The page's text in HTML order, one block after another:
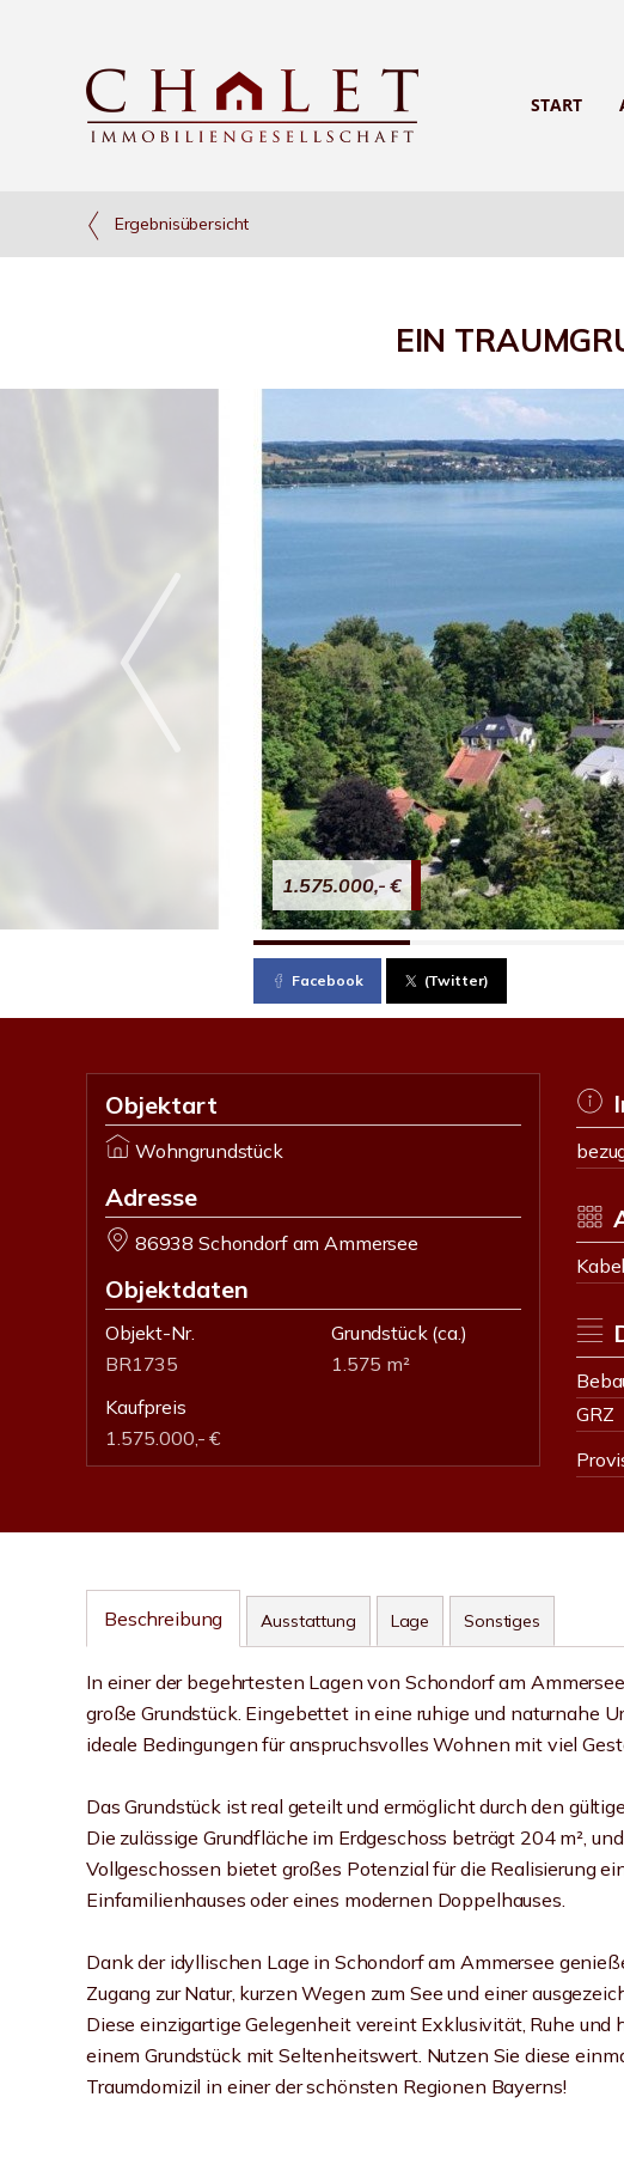
START
Ergebnisübersicht
EIN
1.575.000,- €
Facebook (Twitter)
Objektart
Wohngrundstück
Adresse
86938 Schondorf am Ammersee
Objektdaten
Objekt-Nr.
BR1735
Grundstück(ca.)
1.575 m²
Kaufpreis
1.575.000,- €
GRZ
Beschreibung Ausstattung Lage Sonstiges
In einer der begehrtesten Lagen von Schondorf am
große Grundstück. Eingebettet in eine ruhige und naturnahe
ideale Bedingungen für anspruchsvolles Wohnen mit viel
Das Grundstück ist real geteilt und ermöglicht durch den
Die zulässige Grundfläche im Erdgeschoss beträgt 204 m²,
Vollgeschossen bietet großes Potenzial für die Realisierung
Einfamilienhauses oder eines modernen Doppelhauses.
Dank der idyllischen Lage in Schondorf am Ammersee
Zugang zur Natur, kurzen Wegen zum See und einer
Diese einzigartige Gelegenheit vereint Exklusivität, Ruhe
einem Grundstück mit Seltenheitswert. Nutzen Sie diese
Traumdomizil in einer der schönsten Regionen Bayerns!